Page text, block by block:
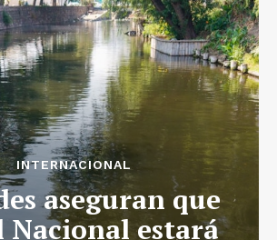
INTERNACIONAL
aseguran que
Nacional estará